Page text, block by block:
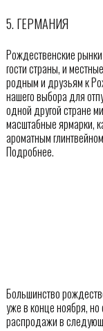
5. ГЕРМАНИЯ
Рождественские
гости страны, и
родным и друзьям к
нашего выбора для
одной другой стране
масштабные ярмарки,
ароматным
Подробнее.
Большинство
уже в конце ноября,
распродажи в